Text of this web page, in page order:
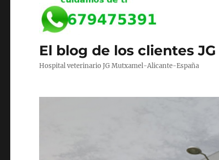
El blog de los clientes JG
Hospital veterinario JG Mutxamel-Alicante-España